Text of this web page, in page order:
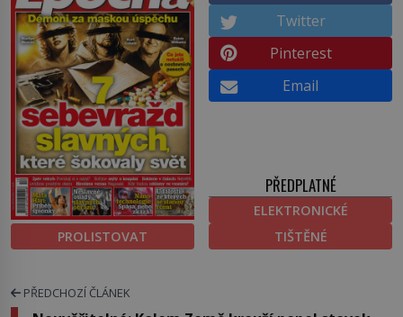
PROLISTOVAT
Twitter
Pinterest
Email
PŘEDPLATNÉ
ELEKTRONICKÉ
TIŠTĚNÉ
PŘEDCHOZÍ ČLÁNEK